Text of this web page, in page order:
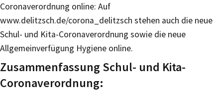
Coronaverordnung online: Auf
www.delitzsch.de/corona_delitzsch stehen auch die neue
Schul- und Kita-Coronaverordnung sowie die neue
Allgemeinverfügung Hygiene online.
Zusammenfassung Schul- und Kita-
Coronaverordnung: